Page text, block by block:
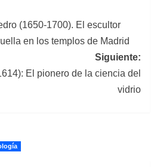
(1650-1700). El escultor
en los templos de Madrid
Siguiente:
El pionero de la ciencia del
vidrio